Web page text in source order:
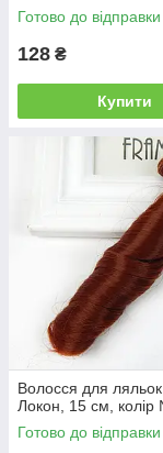
Готово до відправки
128 ₴
Купити
Волосся для
Локон, 15 см,
Готово до відправки